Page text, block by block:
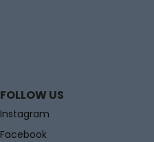
FOLLOW US
Instagram
Facebook